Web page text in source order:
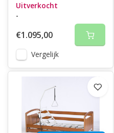
Uitverkocht
-
€1.095,00
Vergelijk